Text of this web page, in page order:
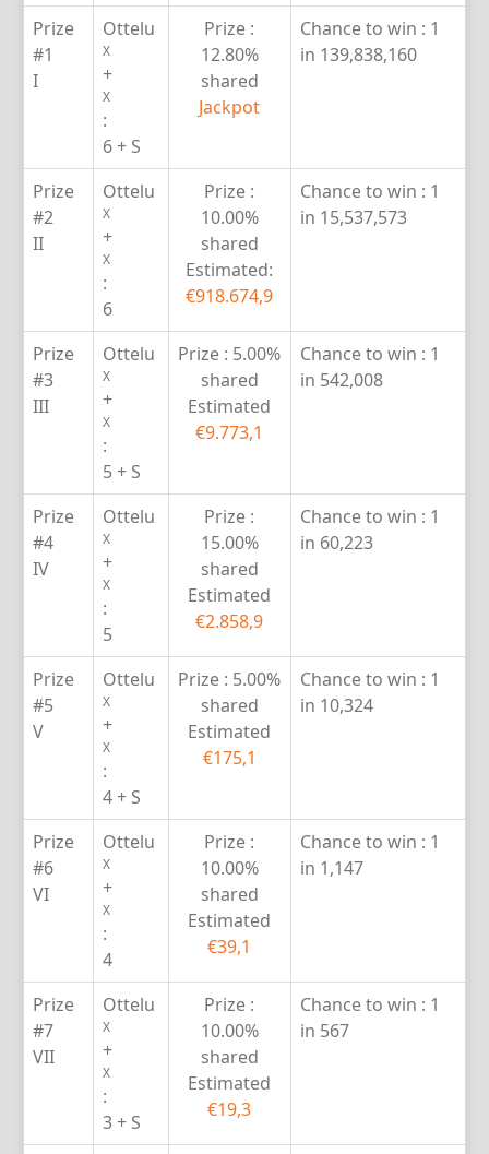
Prize
#1
I
Ottelu
X
+
X
:
6 + S
Prize :
12.80%
shared
Jackpot
Chance to win : 1
in 139,838,160
Prize
#2
II
Ottelu
X
+
X
:
6
Prize :
10.00%
shared
Estimated:
€918.674,9
Chance to win : 1
in 15,537,573
Prize
#3
III
Ottelu
X
+
X
:
5 + S
Prize : 5.00%
shared
Estimated
€9.773,1
Chance to win : 1
in 542,008
Prize
#4
IV
Ottelu
X
+
X
:
5
Prize :
15.00%
shared
Estimated
€2.858,9
Chance to win : 1
in 60,223
Prize
#5
V
Ottelu
X
+
X
:
4 + S
Prize : 5.00%
shared
Estimated
€175,1
Chance to win : 1
in 10,324
Prize
#6
VI
Ottelu
X
+
X
:
4
Prize :
10.00%
shared
Estimated
€39,1
Chance to win : 1
in 1,147
Prize
#7
VII
Ottelu
X
+
X
:
3 + S
Prize :
10.00%
shared
Estimated
€19,3
Chance to win : 1
in 567